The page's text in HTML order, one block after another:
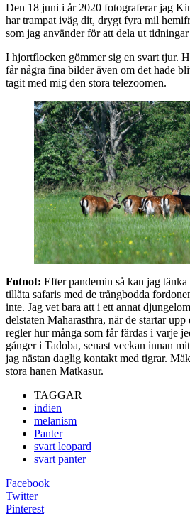
Den 18 juni i år 2020 fotograferar jag
har trampat iväg dit, drygt fyra mil
som jag använder för att dela ut tidningar
I hjortflocken gömmer sig en svart tjur.
får några fina bilder även om det hade
tagit med mig den stora telezoomen.
Fotnot: Efter pandemin så kan jag
tillåta safaris med de trångbodda
inte. Jag vet bara att i ett annat
delstaten Maharasthra, när de startar
regler hur många som får färdas i varje
gånger i Tadoba, senast veckan innan
jag nästan daglig kontakt med tigrar.
stora hanen Matkasur.
TAGGAR
indien
melanism
Panter
svart leopard
svart panter
Facebook
Twitter
Pinterest